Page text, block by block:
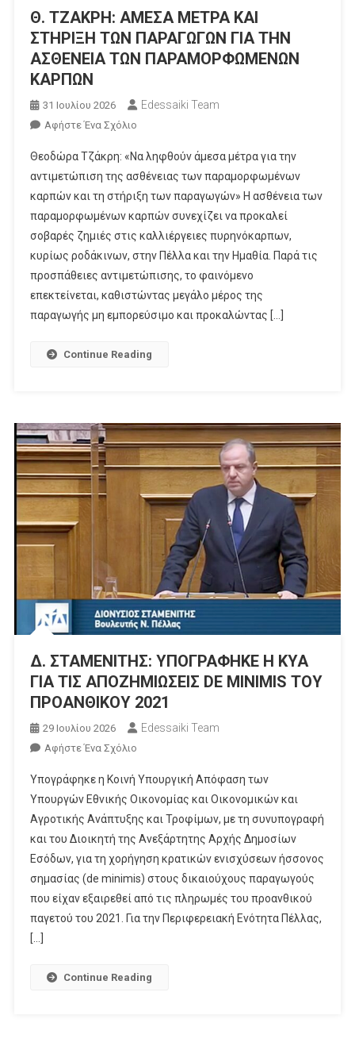
Θ. ΤΖΑΚΡΗ: ΑΜΕΣΑ ΜΕΤΡΑ ΚΑΙ
ΣΤΗΡΙΞΗ ΤΩΝ ΠΑΡΑΓΩΓΩΝ ΓΙΑ ΤΗΝ
ΑΣΘΕΝΕΙΑ ΤΩΝ ΠΑΡΑΜΟΡΦΩΜΕΝΩΝ
ΚΑΡΠΩΝ
31 Ιουλίου 2026 Edessaiki Team
Αφήστε Ένα Σχόλιο
Θ.
ΤΖΑΚΡΗ:
ΑΜΕΣΑ
ΜΕΤΡΑ
ΚΑΙ
ΣΤΗΡΙΞΗ
ΤΩΝ
ΠΑΡΑΓΩΓΩΝ
ΤΩΝ
Θεοδώρα Τζάκρη: «Να ληφθούν άμεσα μέτρα για την
αντιμετώπιση της ασθένειας των παραμορφωμένων
καρπών και τη στήριξη των παραγωγών» Η ασθένεια των
παραμορφωμένων καρπών συνεχίζει να προκαλεί
σοβαρές ζημιές στις καλλιέργειες πυρηνόκαρπων,
κυρίως ροδάκινων, στην Πέλλα και την Ημαθία. Παρά τις
προσπάθειες αντιμετώπισης, το φαινόμενο
επεκτείνεται, καθιστώντας μεγάλο μέρος της
παραγωγής μη εμπορεύσιμο και προκαλώντας […]
Continue Reading
Δ. ΣΤΑΜΕΝΙΤΗΣ: ΥΠΟΓΡΑΦΗΚΕ Η ΚΥΑ
ΓΙΑ ΤΙΣ ΑΠΟΖΗΜΙΩΣΕΙΣ DE MINIMIS ΤΟΥ
ΠΡΟΑΝΘΙΚΟΥ 2021
29 Ιουλίου 2026 Edessaiki Team
Αφήστε Ένα Σχόλιο
Δ.
ΣΤΑΜΕΝΙΤΗΣ:
ΥΠΟΓΡΑΦΗΚΕ
Η
ΚΥΑ
ΓΙΑ
ΤΙΣ
ΑΠΟΖΗΜΙΩΣΕΙΣ
ΠΡΟΑΝΘΙΚΟΥ
Υπογράφηκε η Κοινή Υπουργική Απόφαση των
Υπουργών Εθνικής Οικονομίας και Οικονομικών και
Αγροτικής Ανάπτυξης και Τροφίμων, με τη συνυπογραφή
και του Διοικητή της Ανεξάρτητης Αρχής Δημοσίων
Εσόδων, για τη χορήγηση κρατικών ενισχύσεων ήσσονος
σημασίας (de minimis) στους δικαιούχους παραγωγούς
που είχαν εξαιρεθεί από τις πληρωμές του προανθικού
παγετού του 2021. Για την Περιφερειακή Ενότητα Πέλλας,
[…]
Continue Reading